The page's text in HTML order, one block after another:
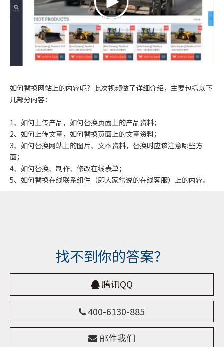
如何替换网站上的内容呢？此次视频做了详细介绍，主要包括以下
几部分内容：
1、如何上传产品，如何替换页面上的产品资料；
2、如何上传文章，如何替换页面上的文章资料；
3、如何替换网站上的图片、文本资料，替换时应该注意哪些方
面；
4、如何替换、制作、修改在线表单；
5、如何替换在线联系组件（即大家常说的在线客服）上的内容。
找不到你的答案？
 腾讯QQ
 400-6130-885
 邮件我们